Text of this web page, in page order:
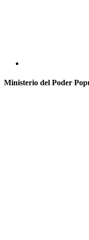
Ministerio del Poder